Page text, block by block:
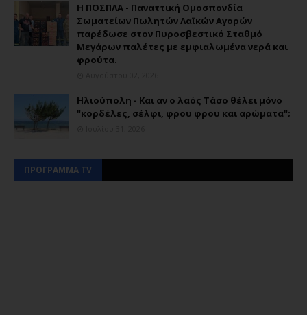
Η ΠΟΣΠΛΑ - Παναττική Ομοσπονδία
Σωματείων Πωλητών Λαϊκών Αγορών
παρέδωσε στον Πυροσβεστικό Σταθμό
Μεγάρων παλέτες με εμφιαλωμένα νερά και
φρούτα.
Ηλιούπολη - Και αν ο λαός Τάσο θέλει μόνο
"κορδέλες, σέλφι, φρου φρου και αρώματα";
ΠΡΟΓΡΑΜΜΑ TV